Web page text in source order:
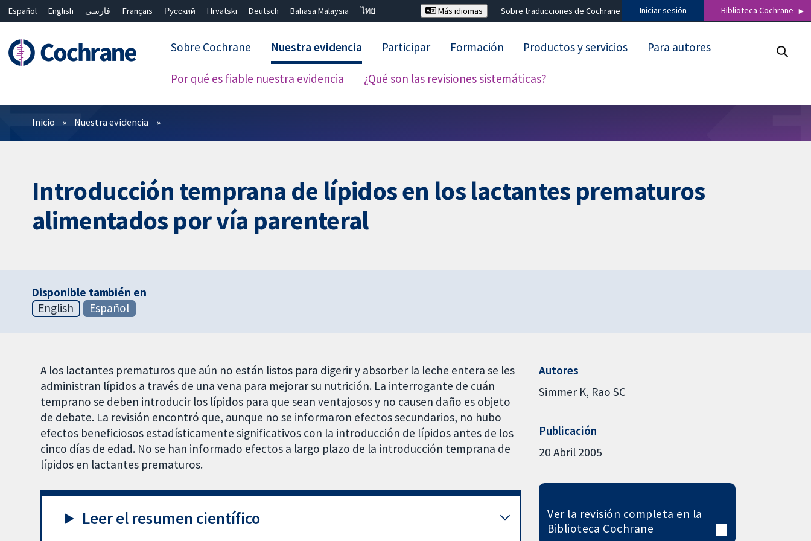
Español English فارسی Français Русский Hrvatski Deutsch Bahasa Malaysia
ไทย
Más idiomas Sobre traducciones de Cochrane Iniciar sesión Biblioteca Cochrane
Sobre Cochrane Nuestra evidencia
Por qué es fiable nuestra evidencia ¿Qué son las revisiones sistemáticas?
Participar Formación Productos y servicios Para autores
Filtros
Inicio Nuestra evidencia
Introducción temprana de lípidos en los lactantes prematuros
alimentados por vía parenteral
Disponible también en
English
Español
A los lactantes prematuros que aún no están listos para digerir y absorber la leche entera se les
administran lípidos a través de una vena para mejorar su nutrición. La interrogante de cuán
temprano se deben introducir los lípidos para que sean ventajosos y no causen daño es objeto
de debate. La revisión encontró que, aunque no se informaron efectos secundarios, no hubo
efectos beneficiosos estadísticamente significativos con la introducción de lípidos antes de los
cinco días de edad. No se han informado efectos a largo plazo de la introducción temprana de
lípidos en lactantes prematuros.
Leer el resumen científico
Autores
Simmer K Rao SC
Publicación
20 Abril 2005
Ver la revisión completa en la
Biblioteca Cochrane